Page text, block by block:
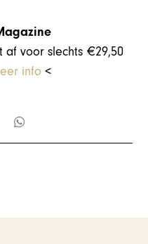
af voor slechts €29,50
info <